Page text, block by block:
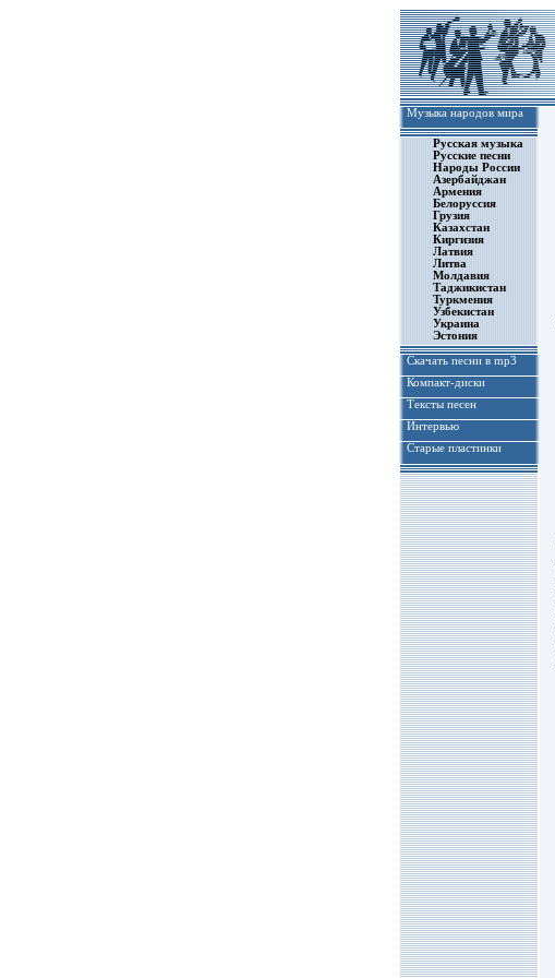
Музыка народов мира
Русская музыка
Русские песни
Народы России
Азербайджан
Армения
Белоруссия
Грузия
Казахстан
Киргизия
Латвия
Литва
Молдавия
Таджикистан
Туркмения
Узбекистан
Украина
Эстония
Скачать песни в mp3
Компакт-диски
Тексты песен
Интервью
Старые пластинки